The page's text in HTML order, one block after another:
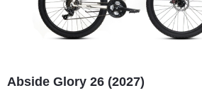
Abside Glory 26 (2027)